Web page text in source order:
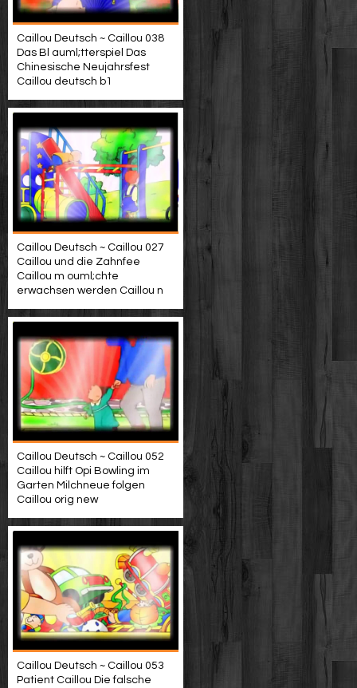
Caillou Deutsch ~ Caillou 038
Das Bl auml;tterspiel Das
Chinesische Neujahrsfest
Caillou deutsch b1
Caillou Deutsch ~ Caillou 027
Caillou und die Zahnfee
Caillou m ouml;chte
erwachsen werden Caillou n
Caillou Deutsch ~ Caillou 052
Caillou hilft Opi Bowling im
Garten Milchneue folgen
Caillou orig new
Caillou Deutsch ~ Caillou 053
Patient Caillou Die falsche